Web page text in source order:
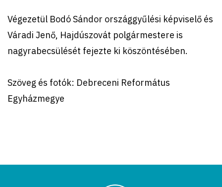
Végezetül Bodó Sándor országgyűlési képviselő és
Váradi Jenő, Hajdúszovát polgármestere is
nagyrabecsülését fejezte ki köszöntésében.
Szöveg és fotók: Debreceni Református
Egyházmegye